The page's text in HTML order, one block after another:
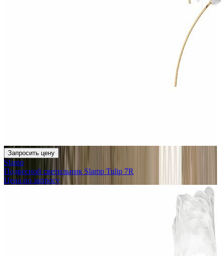
Запросить цену
Slamp
Подвесной светильник Slamp Tulip 7R
Цена по запросу